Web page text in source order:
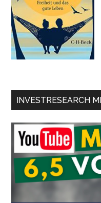
INVESTRESEARCH